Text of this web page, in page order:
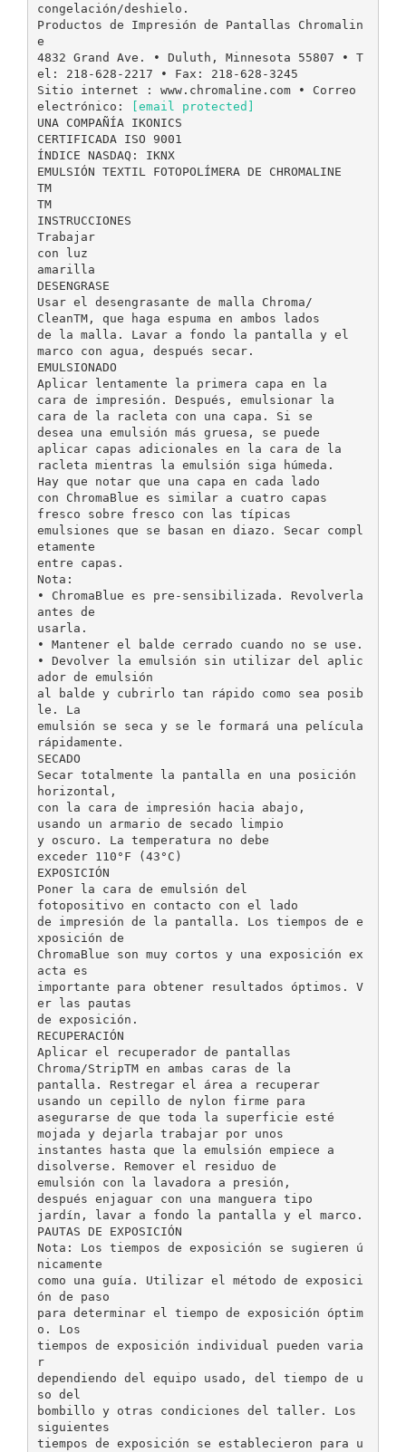
congelación/deshielo.
Productos de Impresión de Pantallas Chromalin
e
4832 Grand Ave. • Duluth, Minnesota 55807 • T
el: 218-628-2217 • Fax: 218-628-3245
Sitio internet : www.chromaline.com • Correo
electrónico:
[email protected]
UNA COMPAÑÍA IKONICS
CERTIFICADA ISO 9001
ÍNDICE NASDAQ: IKNX
EMULSIÓN TEXTIL FOTOPOLÍMERA DE CHROMALINE
TM
TM
INSTRUCCIONES
Trabajar
con luz
amarilla
DESENGRASE
Usar el desengrasante de malla Chroma/
CleanTM, que haga espuma en ambos lados
de la malla. Lavar a fondo la pantalla y el
marco con agua, después secar.
EMULSIONADO
Aplicar lentamente la primera capa en la
cara de impresión. Después, emulsionar la
cara de la racleta con una capa. Si se
desea una emulsión más gruesa, se puede
aplicar capas adicionales en la cara de la
racleta mientras la emulsión siga húmeda.
Hay que notar que una capa en cada lado
con ChromaBlue es similar a cuatro capas
fresco sobre fresco con las típicas
emulsiones que se basan en diazo. Secar compl
etamente
entre capas.
Nota:
• ChromaBlue es pre-sensibilizada. Revolverla
antes de
usarla.
• Mantener el balde cerrado cuando no se use.
• Devolver la emulsión sin utilizar del aplic
ador de emulsión
al balde y cubrirlo tan rápido como sea posib
le. La
emulsión se seca y se le formará una película
rápidamente.
SECADO
Secar totalmente la pantalla en una posición
horizontal,
con la cara de impresión hacia abajo,
usando un armario de secado limpio
y oscuro. La temperatura no debe
exceder 110°F (43°C)
EXPOSICIÓN
Poner la cara de emulsión del
fotopositivo en contacto con el lado
de impresión de la pantalla. Los tiempos de e
xposición de
ChromaBlue son muy cortos y una exposición ex
acta es
importante para obtener resultados óptimos. V
er las pautas
de exposición.
RECUPERACIÓN
Aplicar el recuperador de pantallas
Chroma/StripTM en ambas caras de la
pantalla. Restregar el área a recuperar
usando un cepillo de nylon firme para
asegurarse de que toda la superficie esté
mojada y dejarla trabajar por unos
instantes hasta que la emulsión empiece a
disolverse. Remover el residuo de
emulsión con la lavadora a presión,
después enjaguar con una manguera tipo
jardín, lavar a fondo la pantalla y el marco.
PAUTAS DE EXPOSICIÓN
Nota: Los tiempos de exposición se sugieren ú
nicamente
como una guía. Utilizar el método de exposici
ón de paso
para determinar el tiempo de exposición óptim
o. Los
tiempos de exposición individual pueden varia
r
dependiendo del equipo usado, del tiempo de u
so del
bombillo y otras condiciones del taller. Los
siguientes
tiempos de exposición se establecieron para u